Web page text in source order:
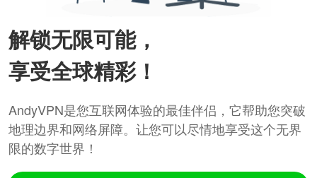
解锁无限可能，
享受全球精彩！
AndyVPN是您互联网体验的最佳伴侣，它帮助您突破
地理边界和网络屏障。让您可以尽情地享受这个无界
限的数字世界！